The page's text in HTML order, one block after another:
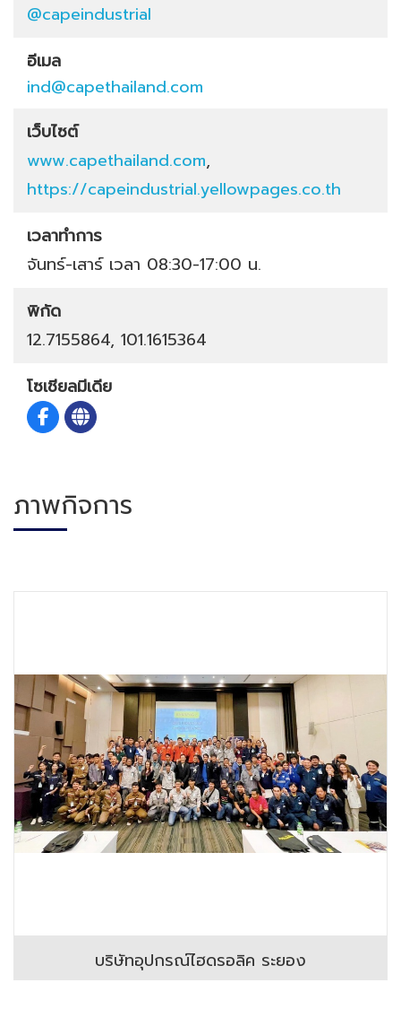
@capeindustrial
อีเมล
ind@capethailand.com
เว็บไซต์
www.capethailand.com,
https://capeindustrial.yellowpages.co.th
เวลาทำการ
จันทร์-เสาร์ เวลา 08:30-17:00 น.
พิกัด
12.7155864, 101.1615364
โซเชียลมีเดีย
ภาพกิจการ
บริษัทอุปกรณ์ไฮดรอลิค ระยอง